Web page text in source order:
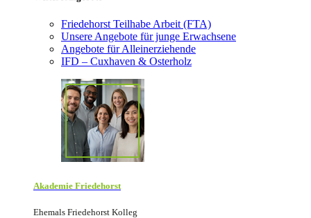
Friedehorst Teilhabe Arbeit (FTA)
Unsere Angebote für junge Erwachsene
Angebote für Alleinerziehende
IFD – Cuxhaven & Osterholz
Akademie Friede­horst
Ehemals Friedehorst Kolleg